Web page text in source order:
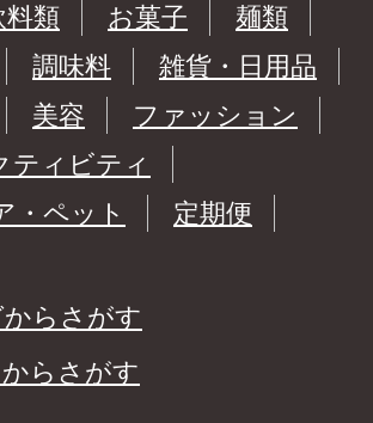
料類 お菓子
麺類
調味料
雑貨・日用品
美容
ファッション
ティビティ
・ペット
定期便
らさがす
らさがす